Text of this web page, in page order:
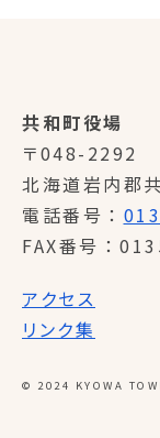
共和町役場
〒048-2292
北海道岩内郡
電話番号
FAX番号
アクセス
リンク集
© 2024 KYOWA